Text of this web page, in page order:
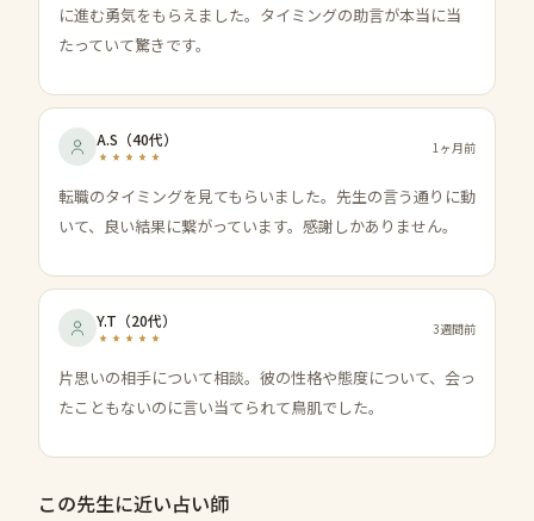
に進む勇気をもらえました。タイミングの助言が本当に当
たっていて驚きです。
A.S （40代） 1ヶ月前
転職のタイミングを見てもらいました。先生の言う通りに動
いて、良い結果に繋がっています。感謝しかありません。
Y.T （20代） 3週間前
片思いの相手について相談。彼の性格や態度について、会っ
たこともないのに言い当てられて鳥肌でした。
この先生に近い占い師